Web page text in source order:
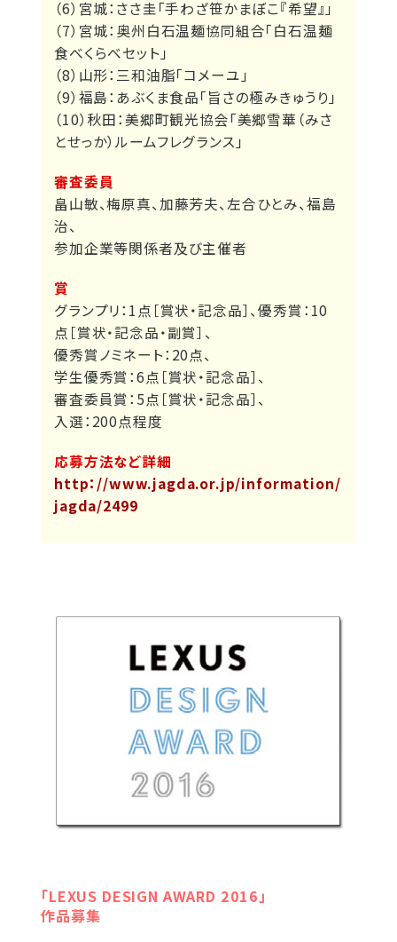
（6）宮城：ささ圭「手わざ笹かまぼこ『希望』」
（7）宮城：奥州白石温麺協同組合「白石温麺
食べくらべセット」
（8）山形：三和油脂「コメーユ」
（9）福島：あぶくま食品「旨さの極みきゅうり」
（10）秋田：美郷町観光協会「美郷雪華（みさ
とせっか）ルームフレグランス」
審査委員
畠山敏、梅原真、加藤芳夫、左合ひとみ、福島
治、
参加企業等関係者及び主催者
賞
グランプリ：1点［賞状・記念品］、優秀賞：10
点［賞状・記念品・副賞］、
優秀賞ノミネート：20点、
学生優秀賞：6点［賞状・記念品］、
審査委員賞：5点［賞状・記念品］、
入選：200点程度
応募方法など詳細
http：//www.jagda.or.jp/information/
jagda/2499
「LEXUS DESIGN AWARD 2016」
作品募集